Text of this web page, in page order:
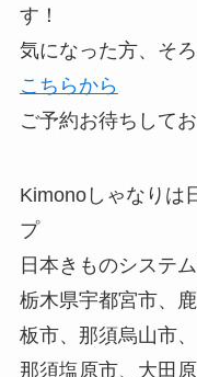
す！
気になった方、そ
こちらから
ご予約お待ちしてお
Kimonoしゃなりは
プ
日本きものシステ
栃木県宇都宮市、
板市、那須烏山市、
那須塩原市、大田